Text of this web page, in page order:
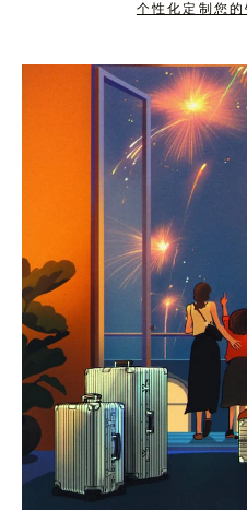
下
击
按
钮
取
消
静
个性化定制您